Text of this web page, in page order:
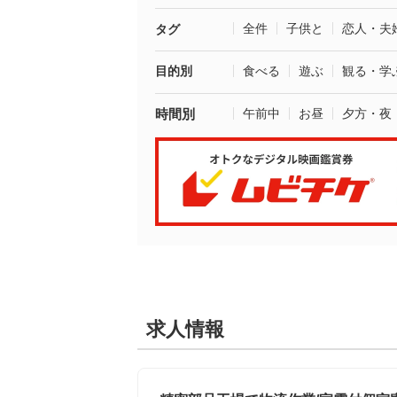
タグ 全件 子供と 恋人・夫
目的別 食べる 遊ぶ 観る・学
時間別 午前中 お昼 夕方・夜
求人情報